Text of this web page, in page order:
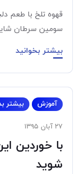
قهوه تلخ با طعم
سومین سرطان
بیشتر بخوانید
آموزش بیشتر
۲۷ آبان ۱۳۹۵
با خوردین
شوید